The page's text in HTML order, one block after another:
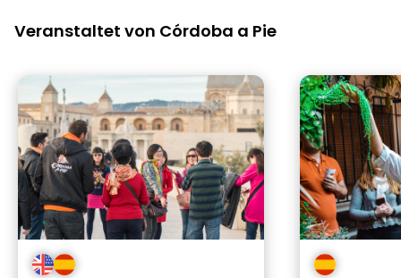
Veranstaltet von Córdoba a Pie